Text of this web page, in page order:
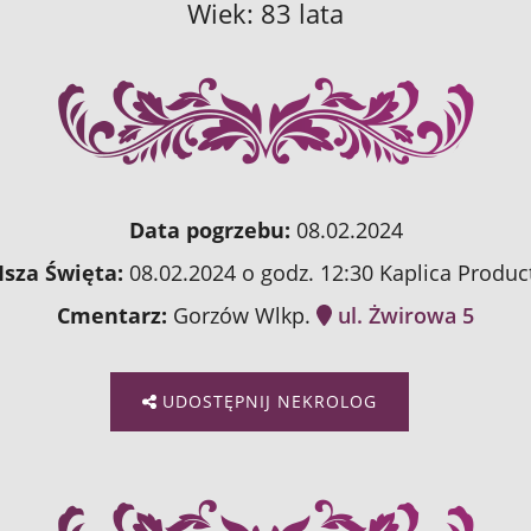
Wiek: 83 lata
Data pogrzebu: 08.02.2024
Święta: 08.02.2024 o godz. 12:30 Kaplica
Cmentarz: Gorzów Wlkp. ul. Żwirowa 5
UDOSTĘPNIJ NEKROLOG